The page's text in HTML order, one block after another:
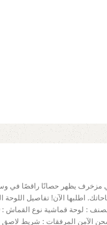
مزخرف يظهر حصانًا راقصًا في
لضمان الشحن الآمن المرفقات :